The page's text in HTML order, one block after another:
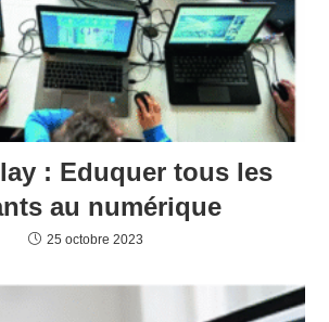
: Eduquer tous les
au numérique
25 octobre 2023